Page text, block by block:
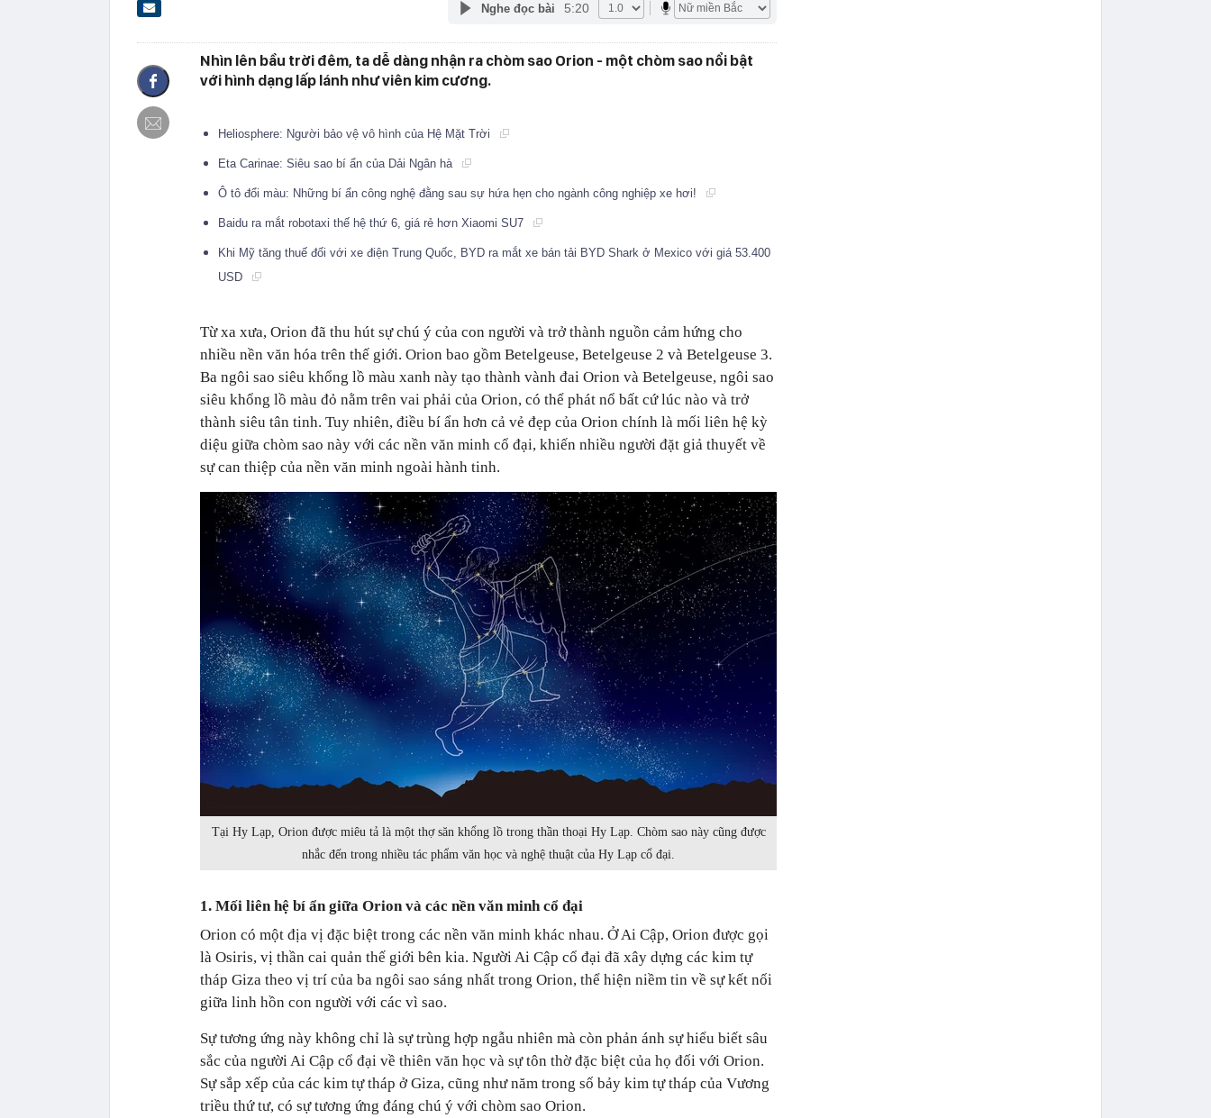
Nghe đọc bài 5:20
Nhìn lên bầu trời đêm, ta dễ dàng nhận ra chòm sao Orion - một chòm sao nổi bật
với hình dạng lấp lánh như viên kim cương.
Heliosphere: Người bảo vệ vô hình của Hệ Mặt Trời
Eta Carinae: Siêu sao bí ẩn của Dải Ngân hà
Ô tô đổi màu: Những bí ẩn công nghệ đằng sau sự hứa hẹn cho ngành công nghiệp xe hơi!
Baidu ra mắt robotaxi thế hệ thứ 6, giá rẻ hơn Xiaomi SU7
Khi Mỹ tăng thuế đối với xe điện Trung Quốc, BYD ra mắt xe bán tải BYD Shark ở Mexico với giá 53.400
USD
Từ xa xưa, Orion đã thu hút sự chú ý của con người và trở thành nguồn cảm hứng cho
nhiều nền văn hóa trên thế giới. Orion bao gồm Betelgeuse, Betelgeuse 2 và Betelgeuse 3.
Ba ngôi sao siêu khổng lồ màu xanh này tạo thành vành đai Orion và Betelgeuse, ngôi sao
siêu khổng lồ màu đỏ nằm trên vai phải của Orion, có thể phát nổ bất cứ lúc nào và trở
thành siêu tân tinh. Tuy nhiên, điều bí ẩn hơn cả vẻ đẹp của Orion chính là mối liên hệ kỳ
diệu giữa chòm sao này với các nền văn minh cổ đại, khiến nhiều người đặt giả thuyết về
sự can thiệp của nền văn minh ngoài hành tinh.
Tại Hy Lạp, Orion được miêu tả là một thợ săn khổng lồ trong thần thoại Hy Lạp. Chòm sao này cũng được
nhắc đến trong nhiều tác phẩm văn học và nghệ thuật của Hy Lạp cổ đại.
1. Mối liên hệ bí ẩn giữa Orion và các nền văn minh cổ đại
Orion có một địa vị đặc biệt trong các nền văn minh khác nhau. Ở Ai Cập, Orion được gọi
là Osiris, vị thần cai quản thế giới bên kia. Người Ai Cập cổ đại đã xây dựng các kim tự
tháp Giza theo vị trí của ba ngôi sao sáng nhất trong Orion, thể hiện niềm tin về sự kết nối
giữa linh hồn con người với các vì sao.
Sự tương ứng này không chỉ là sự trùng hợp ngẫu nhiên mà còn phản ánh sự hiểu biết sâu
sắc của người Ai Cập cổ đại về thiên văn học và sự tôn thờ đặc biệt của họ đối với Orion.
Sự sắp xếp của các kim tự tháp ở Giza, cũng như năm trong số bảy kim tự tháp của Vương
triều thứ tư, có sự tương ứng đáng chú ý với chòm sao Orion.